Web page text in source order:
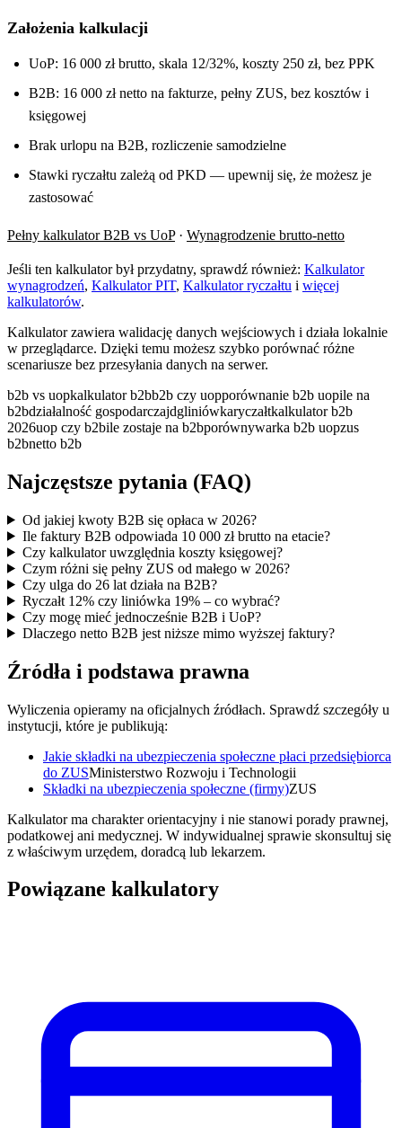
Założenia kalkulacji
UoP: 16 000 zł brutto, skala 12/32%, koszty 250 zł, bez PPK
B2B: 16 000 zł netto na fakturze, pełny ZUS, bez kosztów i
księgowej
Brak urlopu na B2B, rozliczenie samodzielne
Stawki ryczałtu zależą od PKD — upewnij się, że możesz je
zastosować
Pełny kalkulator B2B vs UoP· Wynagrodzenie brutto-netto
Jeśli ten kalkulator był przydatny, sprawdź również: Kalkulator
wynagrodzeń, Kalkulator PIT, Kalkulator ryczałtu i więcej
kalkulatorów.
Kalkulator zawiera walidację danych wejściowych i działa lokalnie
w przeglądarce. Dzięki temu możesz szybko porównać różne
scenariusze bez przesyłania danych na serwer.
b2b vs uopkalkulator b2bb2b czy uopporównanie b2b uopile na
b2bdziałalność gospodarczajdgliniówkaryczałtkalkulator b2b
2026uop czy b2bile zostaje na b2bporównywarka b2b uopzus
b2bnetto b2b
Najczęstsze pytania (FAQ)
Od jakiej kwoty B2B się opłaca w 2026?
Ile faktury B2B odpowiada 10 000 zł brutto na etacie?
Czy kalkulator uwzględnia koszty księgowej?
Czym różni się pełny ZUS od małego w 2026?
Czy ulga do 26 lat działa na B2B?
Ryczałt 12% czy liniówka 19% – co wybrać?
Czy mogę mieć jednocześnie B2B i UoP?
Dlaczego netto B2B jest niższe mimo wyższej faktury?
Źródła i podstawa prawna
Wyliczenia opieramy na oficjalnych źródłach. Sprawdź szczegóły u
instytucji, które je publikują:
Jakie składki na ubezpieczenia społeczne płaci przedsiębiorca
do ZUSMinisterstwo Rozwoju i Technologii
Składki na ubezpieczenia społeczne (firmy)ZUS
Kalkulator ma charakter orientacyjny i nie stanowi porady prawnej,
podatkowej ani medycznej. W indywidualnej sprawie skonsultuj się
z właściwym urzędem, doradcą lub lekarzem.
Powiązane kalkulatory